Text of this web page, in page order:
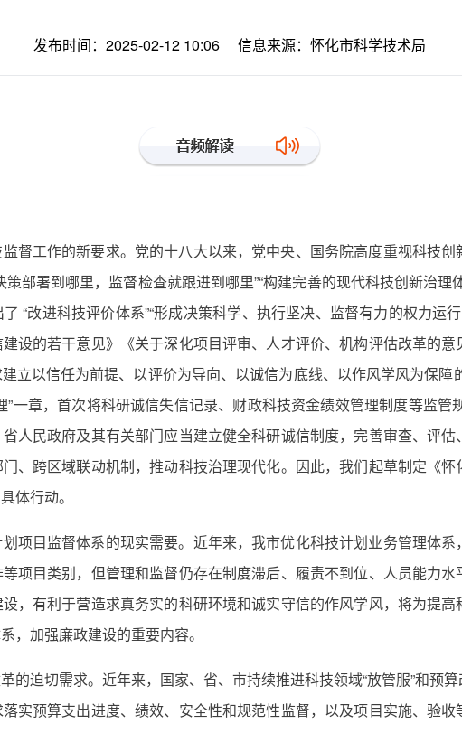
发布时间：2025-02-12 10:06 信息来源：怀化市科学技术局
监督工作的新要求。党的十八大以来，党中央、国务院高度重视科技
部署到哪里，监督检查就跟进到哪里”“构建完善的现代科技创新治
“改进科技评价体系”“形成决策科学、执行坚决、监督有力的权力运
设的若干意见》《关于深化项目评审、人才评价、机构评估改革的
立以信任为前提、以评价为导向、以诚信为底线、以作风学风为保
”一章，首次将科研诚信失信记录、财政科技资金绩效管理制度等监
人民政府及其有关部门应当建立健全科研诚信制度，完善审查、评
、跨区域联动机制，推动科技治理现代化。因此，我们起草制定《
体行动。
划项目监督体系的现实需要。近年来，我市优化科技计划业务管理体
项目类别，但管理和监督仍存在制度滞后、履责不到位、人员能力
，有利于营造求真务实的科研环境和诚实守信的作风学风，将为提
，加强廉政建设的重要内容。
的迫切需求。近年来，国家、省、市持续推进科技领域“放管服”和预
实预算支出进度、绩效、安全性和规范性监督，以及项目实施、验